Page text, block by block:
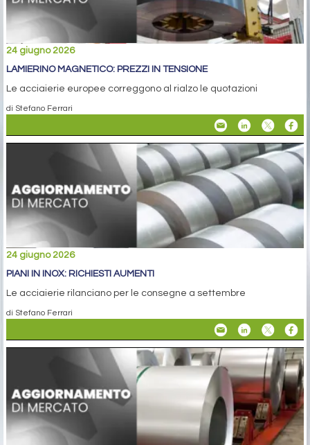
24 giugno 2026
LAMIERINO MAGNETICO: PREZZI IN TENSIONE
Le acciaierie europee correggono al rialzo le quotazioni
di Stefano Ferrari
24 giugno 2026
PIANI IN INOX: RICHIESTI AUMENTI
Le acciaierie rilanciano per le consegne a settembre
di Stefano Ferrari